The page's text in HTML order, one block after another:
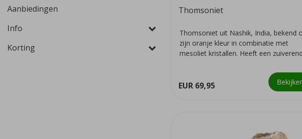
Aanbiedingen
Info
Korting
Thomsoniet
Thomsoniet uit Nashik, India, bekend
zijn oranje kleur in combinatie met
mesoliet kristallen. Heeft een
EUR 69,95